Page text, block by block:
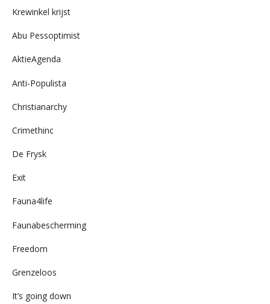
Krewinkel krijst
Abu Pessoptimist
AktieAgenda
Anti-Populista
Christianarchy
Crimethinc
De Frysk
Exit
Fauna4life
Faunabescherming
Freedom
Grenzeloos
It’s going down